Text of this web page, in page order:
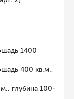
1400
400 кв.м.,
глубина 100-